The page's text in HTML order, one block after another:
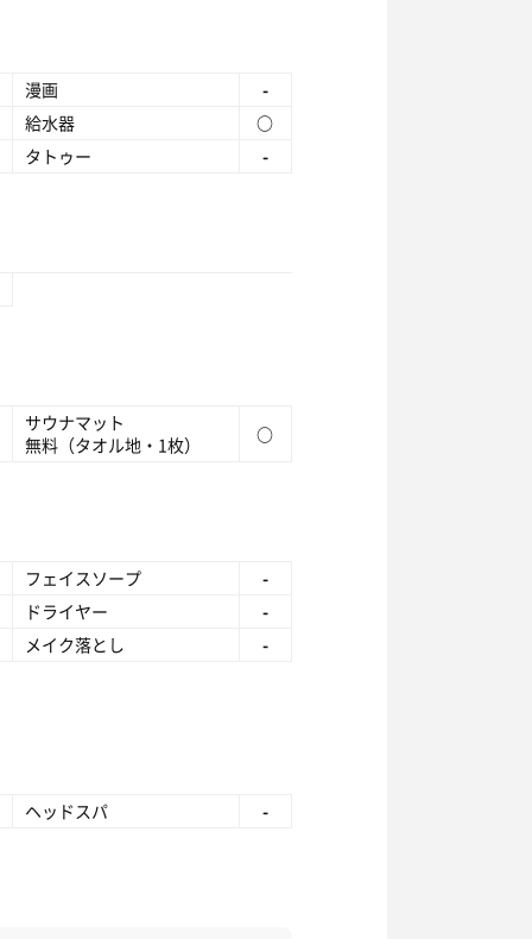
漫画
-
給水器
○
タトゥー
-
サウナマット
無料（タオル地・1枚）
○
フェイスソープ
-
ドライヤー
-
メイク落とし
-
ヘッドスパ -